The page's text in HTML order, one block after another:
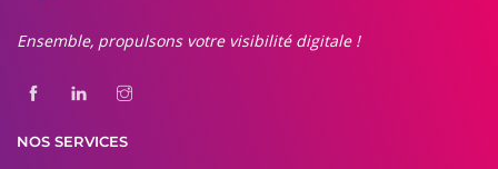
Ensemble, propulsons votre visibilité digitale !
NOS SERVICES